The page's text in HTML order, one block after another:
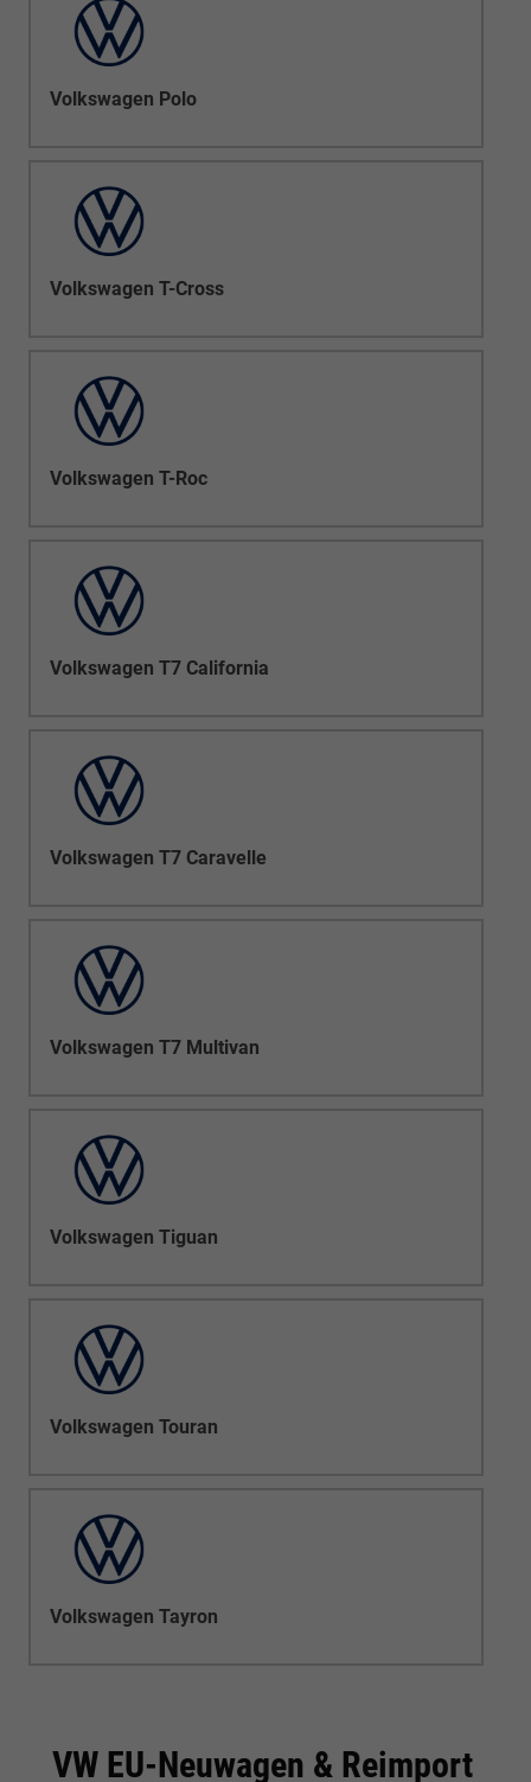
Volkswagen Polo
Volkswagen T-Cross
Volkswagen T-Roc
Volkswagen T7 California
Volkswagen T7 Caravelle
Volkswagen T7 Multivan
Volkswagen Tiguan
Volkswagen Touran
Volkswagen Tayron
VW EU-Neuwagen & Reimport